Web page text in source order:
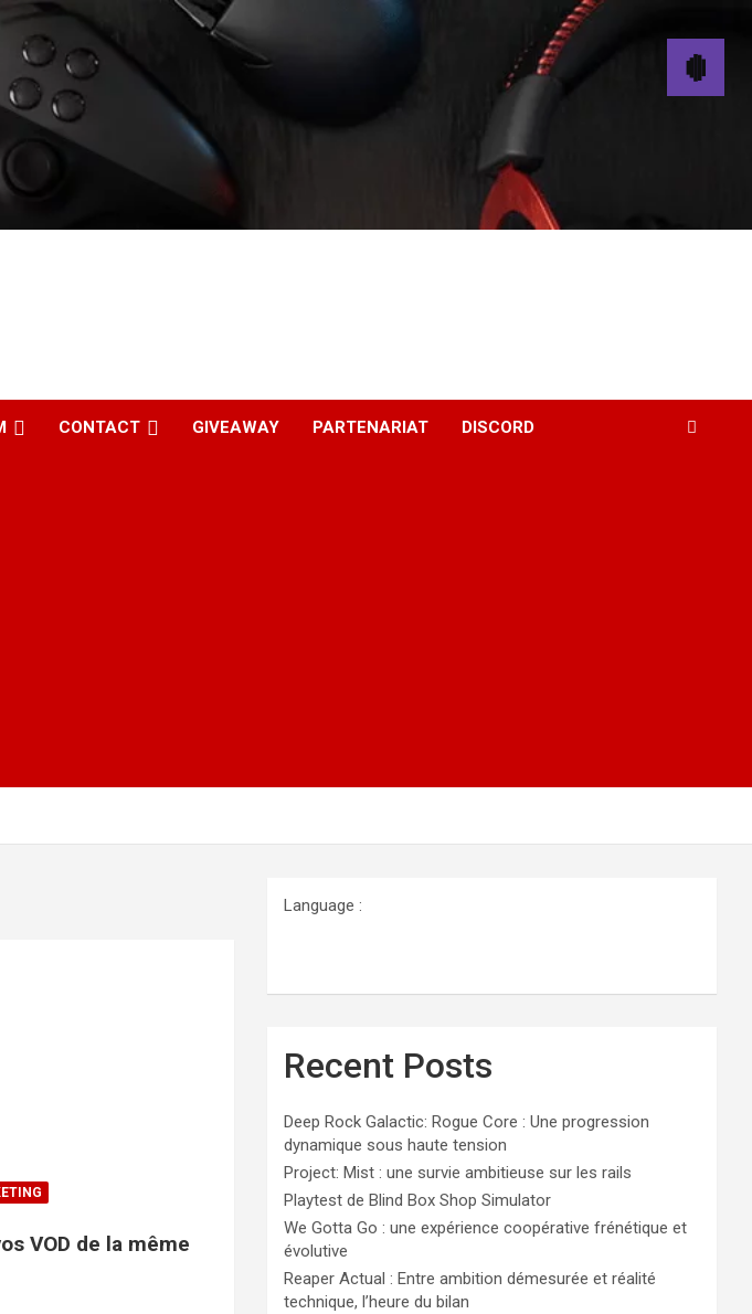
CONTACT GIVEAWAY PARTENARIAT DISCORD
VOD de la même
Language :
Recent Posts
Deep Rock Galactic: Rogue Core : Une progression
dynamique sous haute tension
Project: Mist : une survie ambitieuse sur les rails
Playtest de Blind Box Shop Simulator
We Gotta Go : une expérience coopérative frénétique et
évolutive
Reaper Actual : Entre ambition démesurée et réalité
technique, l’heure du bilan